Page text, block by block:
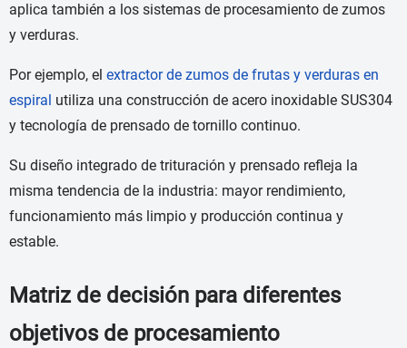
aplica también a los sistemas de procesamiento de zumos
y verduras.
Por ejemplo, el extractor de zumos de frutas y verduras en
espiral utiliza una construcción de acero inoxidable SUS304
y tecnología de prensado de tornillo continuo.
Su diseño integrado de trituración y prensado refleja la
misma tendencia de la industria: mayor rendimiento,
funcionamiento más limpio y producción continua y
estable.
Matriz de decisión para diferentes
objetivos de procesamiento